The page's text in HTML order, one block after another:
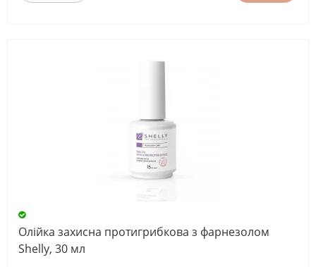
Олійка захисна протигрибкова з фарнезолом
Shelly, 30 мл